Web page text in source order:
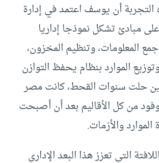
أن يوسف اعتمد في إدارة
على مبادئ تشكل نموذجا إداريا
جمع المعلومات، وتنظيم المخزون،
الموارد بنظام يحفظ التوازن
حلت سنوات القحط، كانت مصر
من كل الأقاليم بعد أن أصبحت
والأزمات.
التي تعزز هذا البعد الإداري